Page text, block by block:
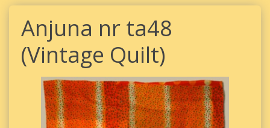
Anjuna nr ta48
(Vintage Quilt)